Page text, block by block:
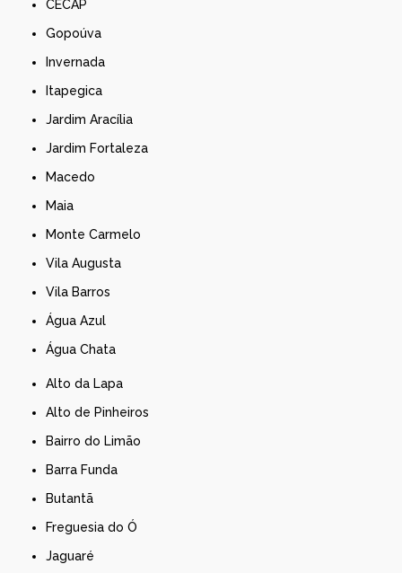
CECAP
Gopoúva
Invernada
Itapegica
Jardim Aracília
Jardim Fortaleza
Macedo
Maia
Monte Carmelo
Vila Augusta
Vila Barros
Água Azul
Água Chata
Alto da Lapa
Alto de Pinheiros
Bairro do Limão
Barra Funda
Butantã
Freguesia do Ó
Jaguaré